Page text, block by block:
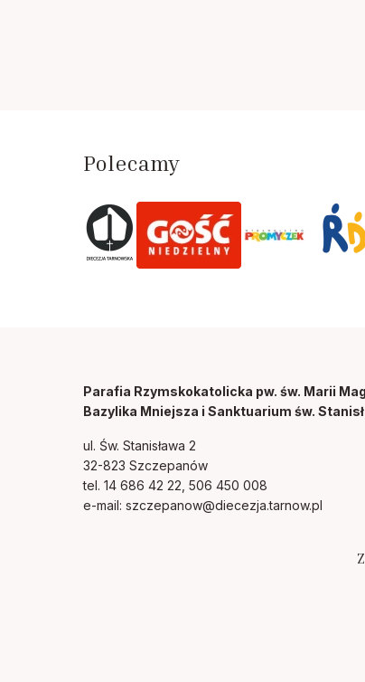
Polecamy
Parafia Rzymskokatolicka pw. św. Marii
Bazylika Mniejsza i Sanktuarium św.
ul. Św. Stanisława 2
32-823 Szczepanów
tel. 14 686 42 22, 506 450 008
e-mail: szczepanow@diecezja.tarnow.pl